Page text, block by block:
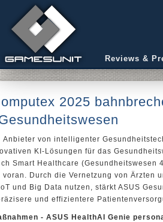
Reviews &
2025
von intelligenter
KI-Lösungen für das
Smart Healthcare (Gesundheitswesen
Durch die Vernetzung von Ärzten
und Big Data nutzen, stärkt ASUS
und effizientere
- ASUS HealthAI Genie